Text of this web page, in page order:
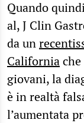
Quando
al, J Clin
da un
California
giovani, la
è in realtà
l’aumentata